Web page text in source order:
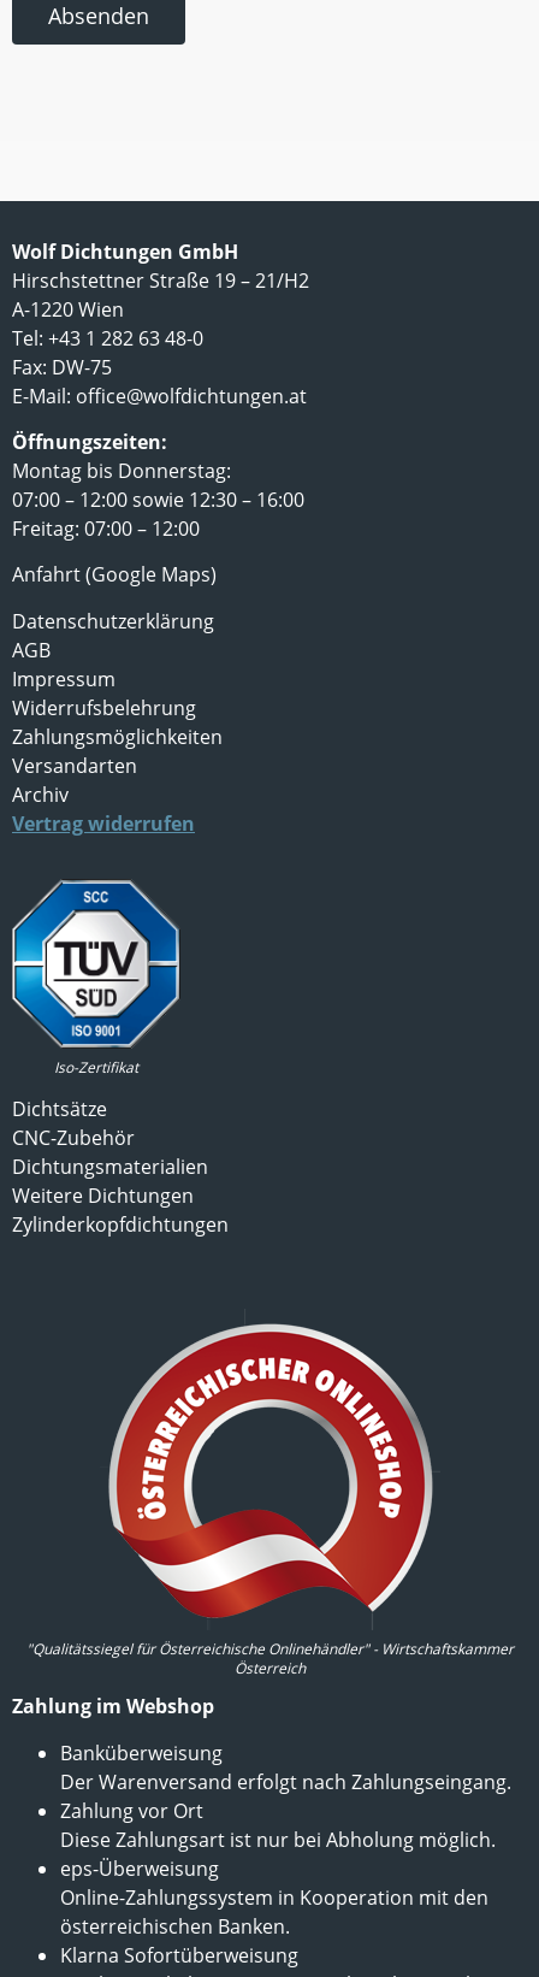
Absenden
Wolf Dichtungen GmbH
Hirschstettner Straße 19 – 21/H2
A-1220 Wien
Tel: +43 1 282 63 48-0
Fax: DW-75
E-Mail: office@wolfdichtungen.at
Öffnungszeiten:
Montag bis Donnerstag:
07:00 – 12:00 sowie 12:30 – 16:00
Freitag: 07:00 – 12:00
Anfahrt (Google Maps)
Datenschutzerklärung
AGB
Impressum
Widerrufsbelehrung
Zahlungsmöglichkeiten
Versandarten
Archiv
Vertrag widerrufen
Iso-Zertifikat
Dichtsätze
CNC-Zubehör
Dichtungsmaterialien
Weitere Dichtungen
Zylinderkopfdichtungen
"Qualitätssiegel für Österreichische Onlinehändler" - Wirtschaftskammer
Österreich
Zahlung im Webshop
Banküberweisung
Der Warenversand erfolgt nach Zahlungseingang.
Zahlung vor Ort
Diese Zahlungsart ist nur bei Abholung möglich.
eps-Überweisung
Online-Zahlungssystem in Kooperation mit den
österreichischen Banken.
Klarna Sofortüberweisung